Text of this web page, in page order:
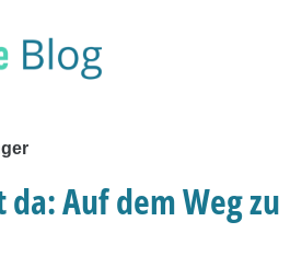
Auf dem Weg zu